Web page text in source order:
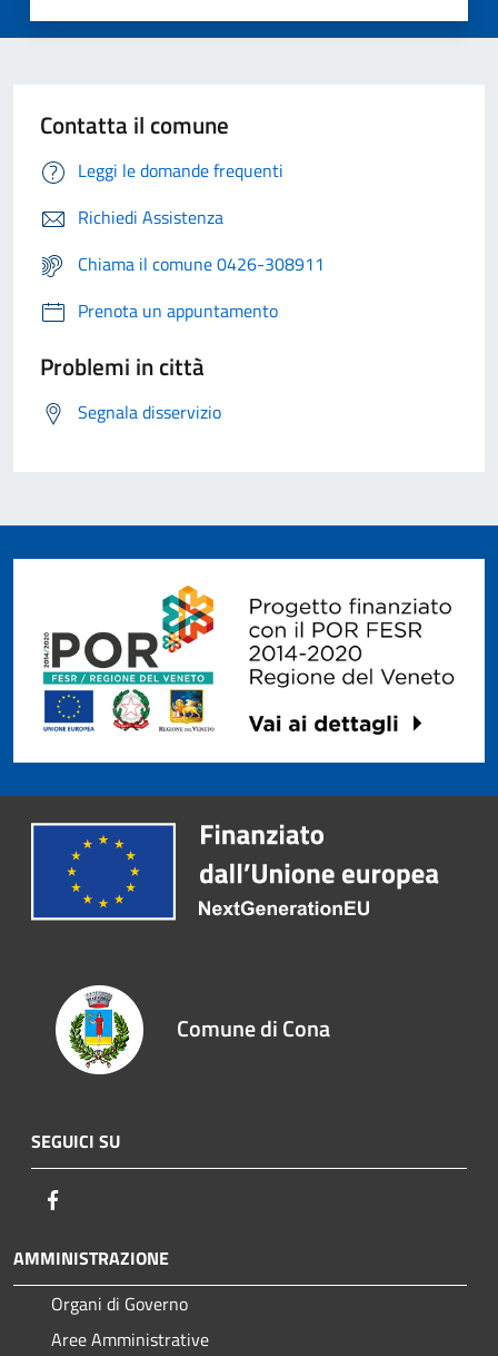
Contatta il comune
Leggi le domande frequenti
Richiedi Assistenza
Chiama il comune 0426-308911
Prenota un appuntamento
Problemi in città
Segnala disservizio
Comune di Cona
SEGUICI SU
AMMINISTRAZIONE
Organi di Governo
Aree Amministrative